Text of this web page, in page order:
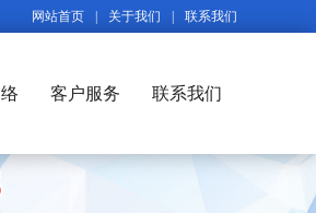
网站首页 关于我们 联系我们
客户服务 联系我们